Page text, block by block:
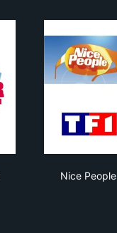
Nice People